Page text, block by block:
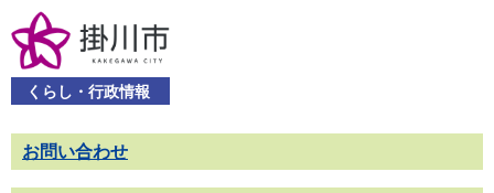
くらし・行政情報
お問い合わせ